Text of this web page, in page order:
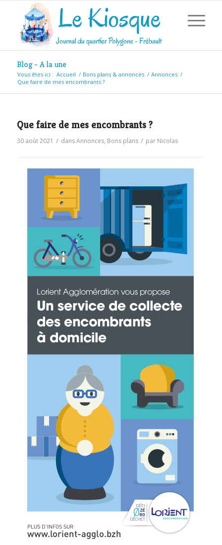
Blog - A la une
Vous êtes ici : Accueil / Bons plans & annonces / Annonces /
Que faire de mes encombrants ?
Que faire de mes encombrants ?
30 août 2021 / dansAnnonces, Bons plans / par Nicolas